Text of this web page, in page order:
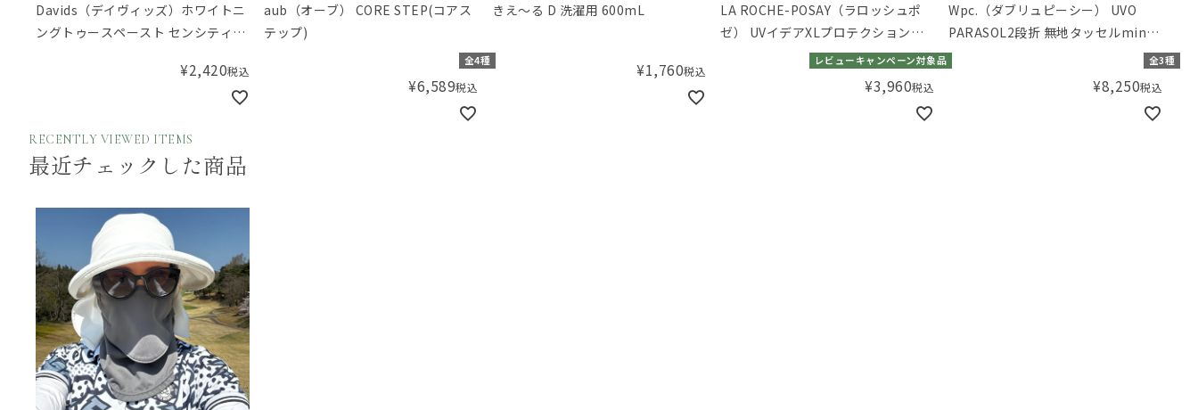
Davids（デイヴィッズ）ホワイトニ
ングトゥースペースト センシティブ
¥2,420税込
aub（オーブ） CORE STEP(コアス
テップ)
全4種
¥6,589税込
きえ～る D 洗濯用 600mL
¥1,760税込
LA ROCHE-POSAY（ラロッシュポ
ゼ） UVイデアXLプロテクショント
ーンアップ ローズ+レビューキャンペーン対象品
¥3,960税込
Wpc.（ダブリュピーシー） UVO
PARASOL2段折 無地タッセルmini
日傘
全3種
¥8,250税込
RECENTLY VIEWED ITEMS
最近チェックした商品